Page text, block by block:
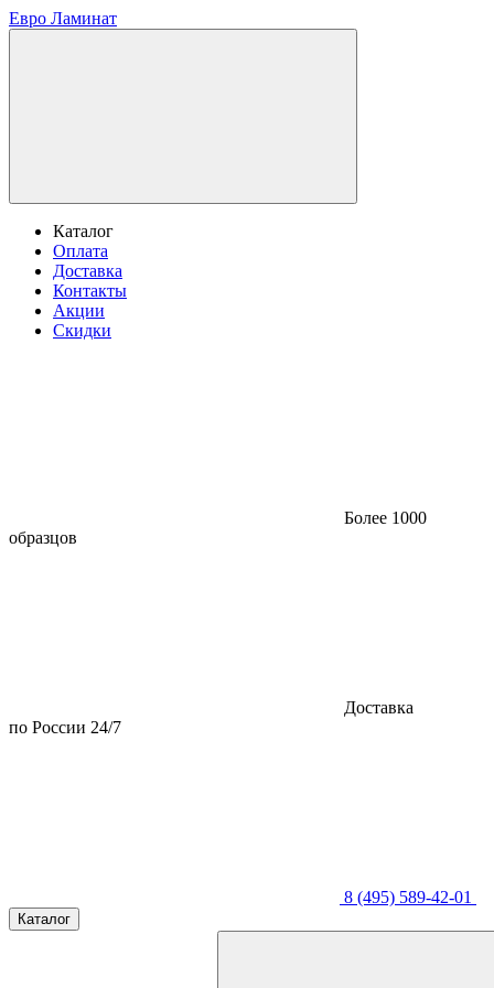
Евро Ламинат
Каталог
Оплата
Доставка
Контакты
Акции
Скидки
Более 1000
образцов
Доставка
по России 24/7
8 (495) 589-42-01
Каталог